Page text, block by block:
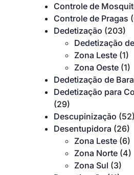
Controle de
Controle de Pragas
Dedetização (203)
Dedetização
Zona Leste (1)
Zona Oeste (1)
Dedetização de
Dedetização para
(29)
Descupinização (52)
Desentupidora (26)
Zona Leste (6)
Zona Norte (4)
Zona Sul (3)